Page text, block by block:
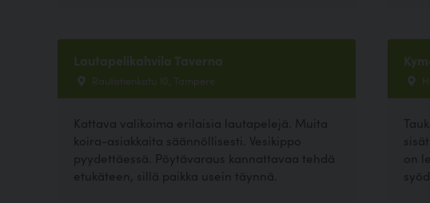
Lautapelikahvila Taverna
Rautatienkatu 10, Tampere
Kattava valikoima erilaisia lautapelejä. Muita
koira-asiakkaita säännöllisesti. Vesikippo
pyydettäessä. Pöytävaraus kannattavaa tehdä
etukäteen, sillä paikka usein täynnä.
on